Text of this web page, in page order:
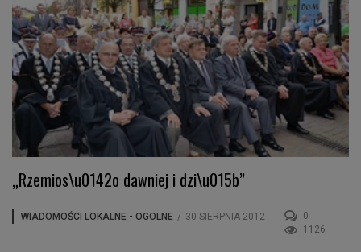
„Rzemios\u0142o dawniej i dzi\u015b”
WIADOMOŚCI LOKALNE - OGOLNE / 30 SIERPNIA 2012
0
1126